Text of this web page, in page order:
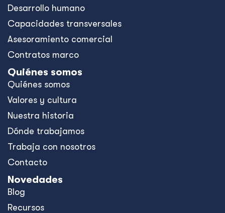
Desarrollo humano
Capacidades transversales
Asesoramiento comercial
Contratos marco
Quiénes somos
Quiénes somos
Valores y cultura
Nuestra historia
Dónde trabajamos
Trabaja con nosotros
Contacto
Novedades
Blog
Recursos